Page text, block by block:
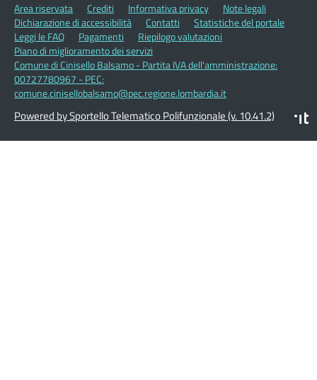
Area riservata Crediti Informativa privacy
Note legali
Dichiarazione di accessibilità
Contatti
Statistiche del portale
Leggi le FAQ
Pagamenti
Riepilogo valutazioni
Piano di miglioramento dei servizi
Comune di Cinisello Balsamo - Partita IVA dell'amministrazione:
00727780967 - PEC:
comune.cinisellobalsamo@pec.regione.lombardia.it
Powered by Sportello Telematico Polifunzionale (v. 10.41.2)